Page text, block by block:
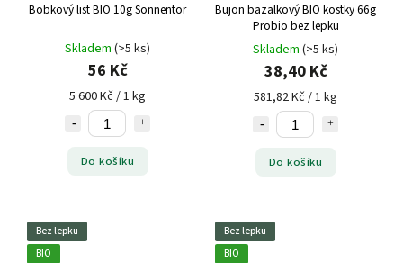
Bobkový list BIO 10g Sonnentor
Skladem (>5 ks)
56 Kč
5 600 Kč / 1 kg
Do košíku
Bujon bazalkový BIO kostky 66g
Probio bez lepku
Skladem (>5 ks)
38,40 Kč
581,82 Kč / 1 kg
Do košíku
Bez lepku
BIO
Bez lepku
BIO